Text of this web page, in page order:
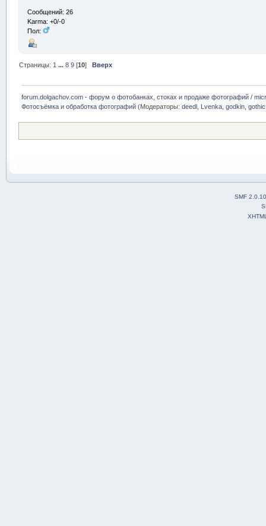
Сообщений: 26
Karma: +0/-0
Пол:
Страницы: 1 ...8 9 [10]Вверх
forum.dolgachov.com - форум о фотобанках, стоках и продаже фотографий /
Фотосъёмка и обработка фотографий (Модераторы:deedl , Lvenka,godkin,gothic
SMF